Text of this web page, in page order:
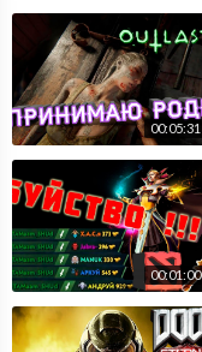
00:05:31
00:01:00